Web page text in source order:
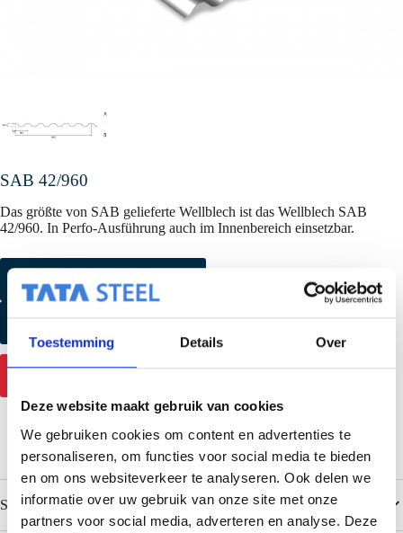
Toestemming Details Over
Deze website maakt gebruik van cookies
We gebruiken cookies om content en advertenties te
personaliseren, om functies voor social media te bieden
en om ons websiteverkeer te analyseren. Ook delen we
informatie over uw gebruik van onze site met onze
partners voor social media, adverteren en analyse. Deze
SAB 42/960
Das größte von SAB gelieferte Wellblech ist das Wellblech SAB
42/960. In Perfo-Ausführung auch im Innenbereich einsetzbar.
Farbmuster anfordern
Produktmuster anfordern
Spezifikationen